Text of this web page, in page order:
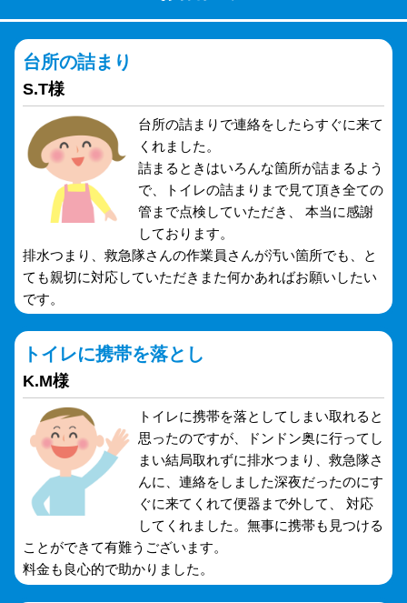
台所の詰まり
S.T様
台所の詰まりで連絡をしたらすぐに来て
くれました。
詰まるときはいろんな箇所が詰まるよう
で、トイレの詰まりまで見て頂き全ての
管まで点検していただき、 本当に感謝
しております。
排水つまり、救急隊さんの作業員さんが汚い箇所でも、と
ても親切に対応していただきまた何かあればお願いしたい
です。
トイレに携帯を落とし
K.M様
トイレに携帯を落としてしまい取れると
思ったのですが、ドンドン奥に行ってし
まい結局取れずに排水つまり、救急隊さ
んに、連絡をしました深夜だったのにす
ぐに来てくれて便器まで外して、 対応
してくれました。無事に携帯も見つける
ことができて有難うございます。
料金も良心的で助かりました。